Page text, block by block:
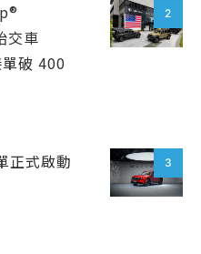
2
交車
破 400
3
正式啟動